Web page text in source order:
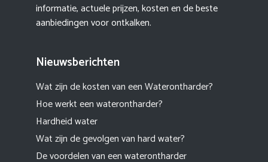
informatie, actuele prijzen, kosten en de beste
aanbiedingen voor ontkalken.
Nieuwsberichten
Wat zijn de kosten van een Waterontharder?
Hoe werkt een waterontharder?
Hardheid water
Wat zijn de gevolgen van hard water?
De voordelen van een waterontharder